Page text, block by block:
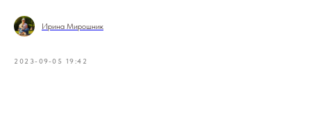
Ирина Мирошник
2023-09-05 19:42